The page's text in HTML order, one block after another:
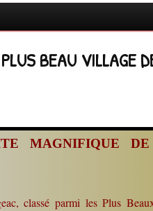
BEAU VILLAGE
MAGNIFIQUE
classé parmi les Plus